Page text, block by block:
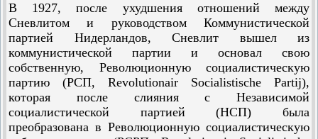
В 1927, после ухудшения отношений между
Сневлитом и руководством Коммунистической
партией Нидерландов, Сневлит вышел из
коммунистической партии и основал свою
собственную, Революционную социалистическую
партию (РСП, Revolutionair Socialistische Partij),
которая после слияния с Независимой
социалистической партией (НСП) была
преобразована в Революционную социалистическую